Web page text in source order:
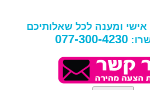
ומענה לכל שאלותיכם
077-300-4230